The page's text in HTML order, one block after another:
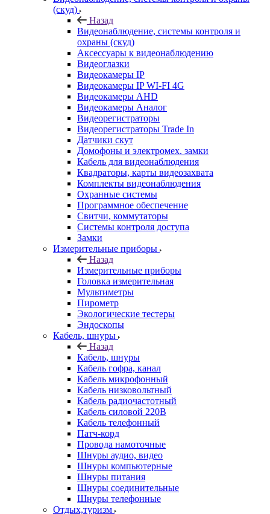
(скуд)
Назад
Видеонаблюдение, системы контроля и
охраны (скуд)
Аксессуары к видеонаблюдению
Видеоглазки
Видеокамеры IP
Видеокамеры IP WI-FI 4G
Видеокамеры AHD
Видеокамеры Аналог
Видеорегистраторы
Видеорегистраторы Trade In
Датчики скут
Домофоны и электромех. замки
Кабель для видеонаблюдения
Квадраторы, карты видеозахвата
Комплекты видеонаблюдения
Охранные системы
Программное обеспечение
Свитчи, коммутаторы
Системы контроля доступа
Замки
Измерительные приборы
Назад
Измерительные приборы
Головка измерительная
Мультиметры
Пирометр
Экологические тестеры
Эндоскопы
Кабель, шнуры
Назад
Кабель, шнуры
Кабель гофра, канал
Кабель микрофонный
Кабель низковольтный
Кабель радиочастотный
Кабель силовой 220В
Кабель телефонный
Патч-корд
Провода намоточные
Шнуры аудио, видео
Шнуры компьютерные
Шнуры питания
Шнуры соединительные
Шнуры телефонные
Отдых,туризм